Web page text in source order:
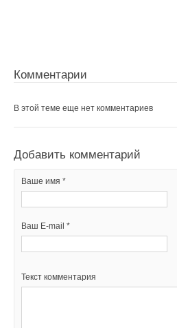
Комментарии
В этой теме еще нет комментариев
Добавить комментарий
Ваше имя *
Ваш E-mail *
Текст комментария
Ваше имя *
Ваш E-mail *
Текст комментария